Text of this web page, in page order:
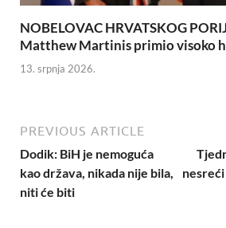
NOBELOVAC HRVATSKOG
Matthew Martinis primio visoko
13. srpnja 2026.
PREVIOUS ARTICLE
Dodik: BiH je nemoguća
kao država, nikada nije bila,
niti će biti